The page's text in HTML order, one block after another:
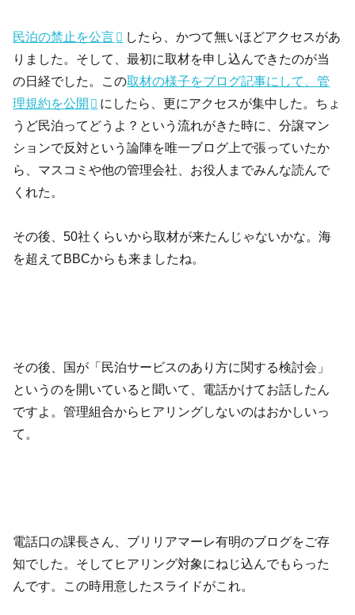
民泊の禁止を公言
したら、かつて無いほどアクセスがあ
りました。そして、最初に取材を申し込んできたのが当
の日経でした。この取材の様子をブログ記事にして、管
理規約を公開
にしたら、更にアクセスが集中した。ちょ
うど民泊ってどうよ？という流れがきた時に、分譲マン
ションで反対という論陣を唯一ブログ上で張っていたか
ら、マスコミや他の管理会社、お役人までみんな読んで
くれた。
その後、50社くらいから取材が来たんじゃないかな。海
を超えてBBCからも来ましたね。
その後、国が「民泊サービスのあり方に関する検討会」
というのを開いていると聞いて、電話かけてお話したん
ですよ。管理組合からヒアリングしないのはおかしいっ
て。
電話口の課長さん、ブリリアマーレ有明のブログをご存
知でした。そしてヒアリング対象にねじ込んでもらった
んです。この時用意したスライドがこれ。